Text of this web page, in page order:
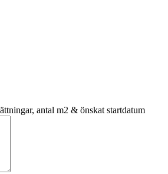
antal m2 & önskat startdatum